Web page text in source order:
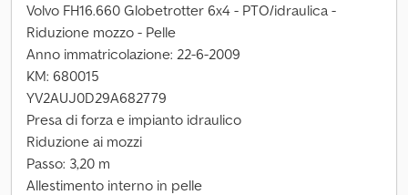
Volvo FH16.660 Globetrotter 6x4 - PTO/idraulica -
Riduzione mozzo - Pelle
Anno immatricolazione: 22-6-2009
KM: 680015
YV2AUJ0D29A682779
Presa di forza e impianto idraulico
Riduzione ai mozzi
Passo: 3,20 m
Allestimento interno in pelle